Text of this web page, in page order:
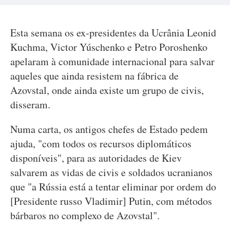
Esta semana os ex-presidentes da Ucrânia Leonid
Kuchma, Victor Yúschenko e Petro Poroshenko
apelaram à comunidade internacional para salvar
aqueles que ainda resistem na fábrica de
Azovstal, onde ainda existe um grupo de civis,
disseram.
Numa carta, os antigos chefes de Estado pedem
ajuda, "com todos os recursos diplomáticos
disponíveis", para as autoridades de Kiev
salvarem as vidas de civis e soldados ucranianos
que "a Rússia está a tentar eliminar por ordem do
[Presidente russo Vladimir] Putin, com métodos
bárbaros no complexo de Azovstal".